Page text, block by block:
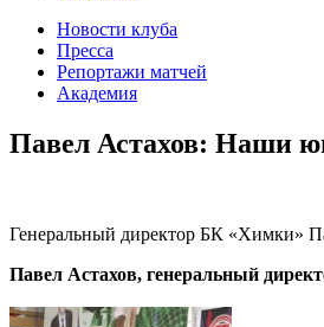
Новости клуба
Пресса
Репортажи матчей
Академия
Павел Астахов: Наши
Генеральный директор БК «Химки»
Павел Астахов, генеральный